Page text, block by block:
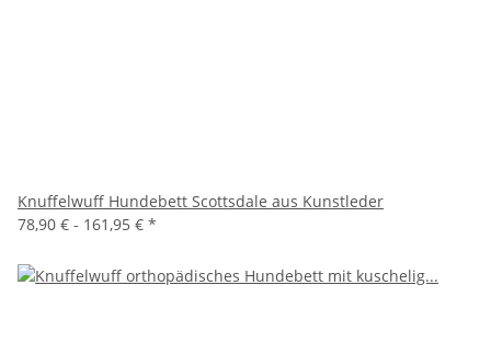
Knuffelwuff Hundebett Scottsdale aus Kunstleder
78,90 € - 161,95 € *